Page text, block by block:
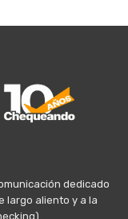
dedicado
largo aliento y a la